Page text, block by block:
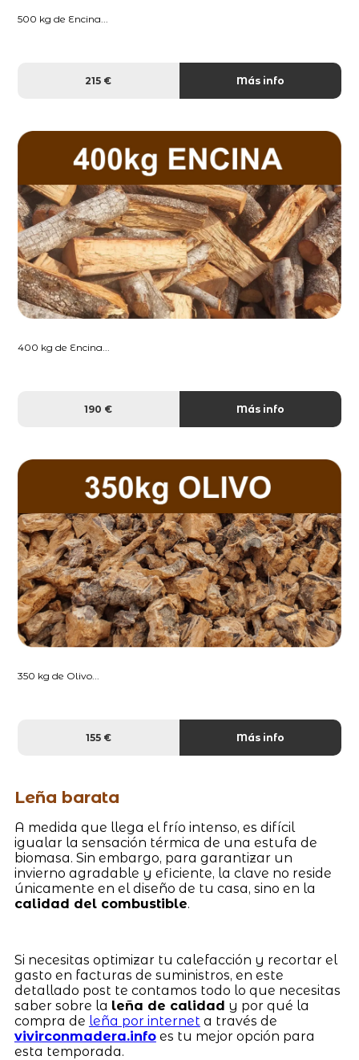
500 kg de Encina...
215 € Más info
400 kg de Encina...
190 € Más info
350 kg de Olivo...
155 € Más info
Leña barata
A medida que llega el frío intenso, es difícil
igualar la sensación térmica de una estufa de
biomasa. Sin embargo, para garantizar un
invierno agradable y eficiente, la clave no reside
únicamente en el diseño de tu casa, sino en la
calidad del combustible.
Si necesitas optimizar tu calefacción y recortar el
gasto en facturas de suministros, en este
detallado post te contamos todo lo que necesitas
saber sobre la leña de calidad y por qué la
compra de leña por internet a través de
vivirconmadera.infoes tu mejor opción para
esta temporada.